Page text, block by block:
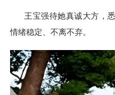
王宝强待她真诚大方，
情绪稳定、不离不弃。